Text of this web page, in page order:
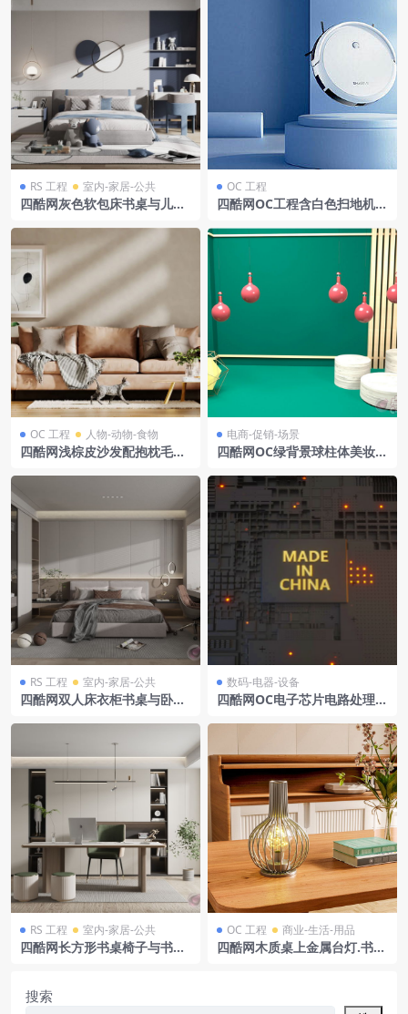
RS 工程 室内-家居-公共
四酷网灰色软包床书桌与儿童
OC 工程
四酷网OC工程含白色扫地机器
场景
OC 工程 人物-动物-食物
四酷网浅棕皮沙发配抱枕毛毯,
电商-促销-场景
四酷网OC绿背景球柱体美妆家
RS 工程 室内-家居-公共
四酷网双人床衣柜书桌与卧室
数码-电器-设备
四酷网OC电子芯片电路处理器
RS 工程 室内-家居-公共
四酷网长方形书桌椅子与书房
OC 工程 商业-生活-用品
四酷网木质桌上金属台灯.书籍
搜索